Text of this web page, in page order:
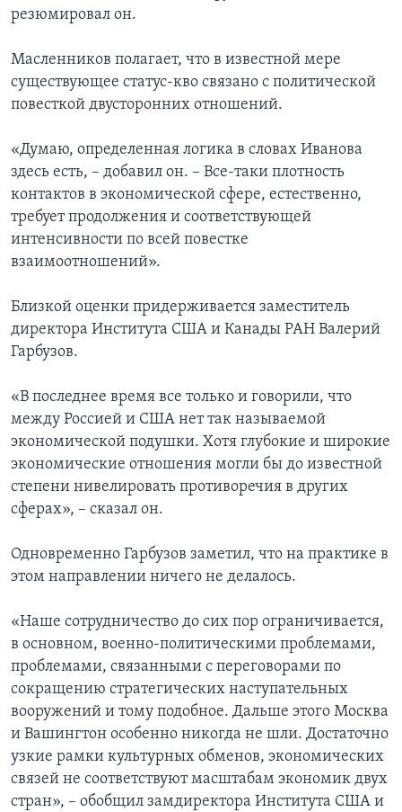
резюмировал он.
Масленников полагает, что в известной мере
существующее статус-кво связано с политической
повесткой двусторонних отношений.
«Думаю, определенная логика в словах Иванова
здесь есть, – добавил он. – Все-таки плотность
контактов в экономической сфере, естественно,
требует продолжения и соответствующей
интенсивности по всей повестке
взаимоотношений».
Близкой оценки придерживается заместитель
директора Института США и Канады РАН Валерий
Гарбузов.
«В последнее время все только и говорили, что
между Россией и США нет так называемой
экономической подушки. Хотя глубокие и широкие
экономические отношения могли бы до известной
степени нивелировать противоречия в других
сферах», – сказал он.
Одновременно Гарбузов заметил, что на практике в
этом направлении ничего не делалось.
«Наше сотрудничество до сих пор ограничивается,
в основном, военно-политическими проблемами,
проблемами, связанными с переговорами по
сокращению стратегических наступательных
вооружений и тому подобное. Дальше этого Москва
и Вашингтон особенно никогда не шли. Достаточно
узкие рамки культурных обменов, экономических
связей не соответствуют масштабам экономик двух
стран», – обобщил замдиректора Института США и